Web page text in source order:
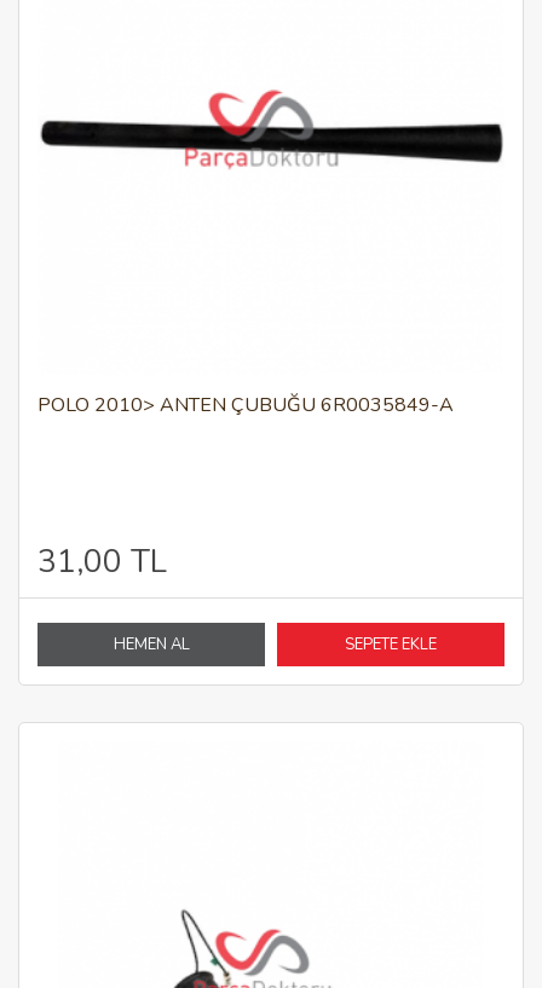
POLO 2010> ANTEN ÇUBUĞU 6R0035849-A
31,00 TL
HEMEN AL SEPETE EKLE